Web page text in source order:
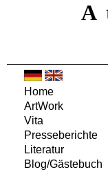
Home
ArtWork
Vita
Presseberichte
Literatur
Blog/Gästebuch